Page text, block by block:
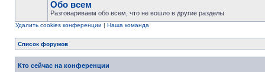
Обо всем
Разговариваем обо всем, что не вошло в другие разделы
Удалить cookies конференции | Наша команда
Список форумов
Кто сейчас на конференции